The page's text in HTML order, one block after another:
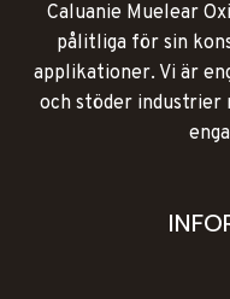
Caluanie Muelear
pålitliga för sin
applikationer. Vi är
och stöder